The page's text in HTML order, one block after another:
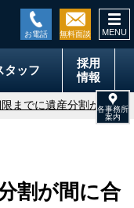
タッフ
採用
情報
までに遺産分割が間に
割が間に合